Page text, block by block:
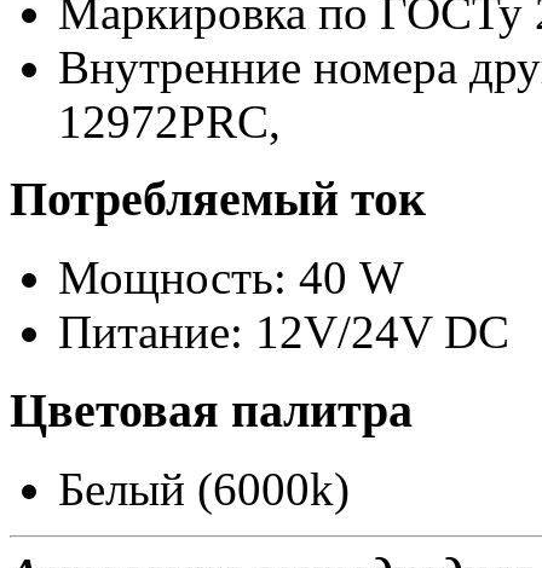
Маркировка по ГОСТу
Внутренние номера
12972PRC,
Потребляемый ток
Мощность: 40 W
Питание: 12V/24V DC
Цветовая палитра
Белый (6000k)